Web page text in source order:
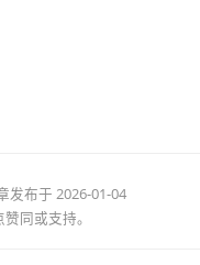
发布于 2026-01-04
同或支持。